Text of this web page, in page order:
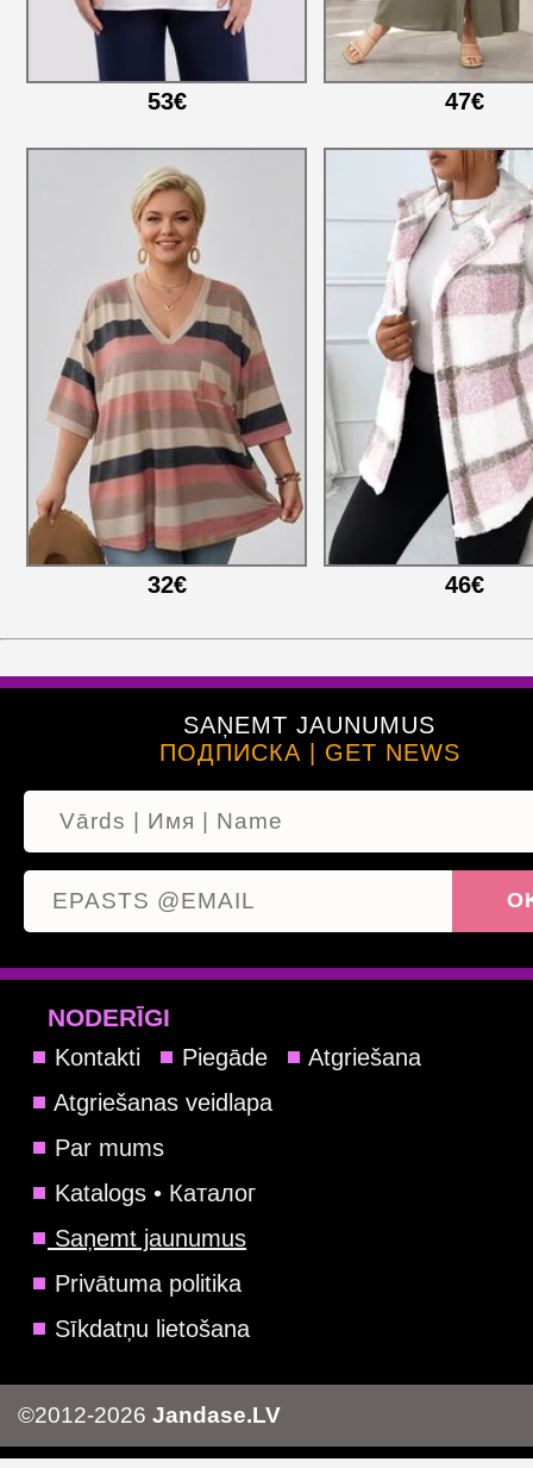
53€ 47€
32€ 46€
SAŅEMT JAUNUMUS
ПОДПИСКА | GET NEWS
NODERĪGI
Kontakti Piegāde
Atgriešana
Atgriešanas veidlapa
Par mums
Katalogs • Каталог
Saņemt jaunumus
Privātuma politika
Sīkdatņu lietošana
©2012-2026 Jandase.LV